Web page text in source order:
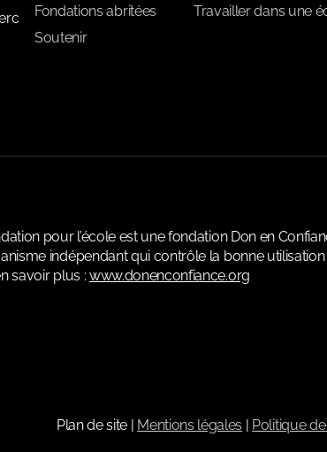
Fondations abritées
Soutenir
Travailler dans une
pour l’école est une fondation Don en
indépendant qui contrôle la bonne
savoir plus : www.donenconfiance.org
Plan de site | Mentions légales | Politique